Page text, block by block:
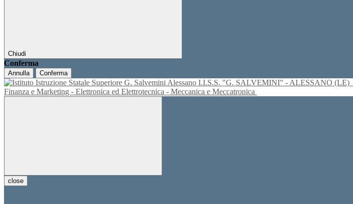
Chiudi
Conferma
Annulla Conferma
I.I.S.S. "G. SALVEMINI" - ALESSANO (LE)
Finanza e Marketing - Elettronica ed Elettrotecnica - Meccanica e Meccatronica
close